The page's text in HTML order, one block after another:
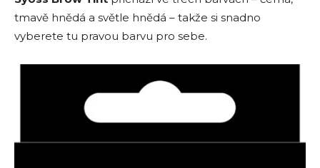
tmavě hnědá a světle hnědá – takže si snadno
vyberete tu pravou barvu pro sebe.